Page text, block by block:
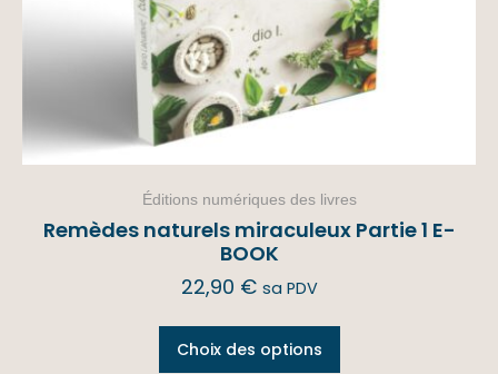
Éditions numériques des livres
Remèdes naturels miraculeux Partie 1 E-
BOOK
22,90 € sa PDV
Choix des options